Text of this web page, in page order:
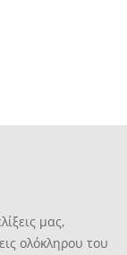
μας,
ολόκληρου του